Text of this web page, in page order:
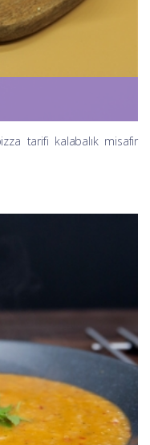
tarifi kalabalık misafir